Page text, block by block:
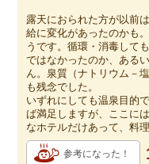
露天におられた方が以前
給に変化があったのかも
うです。循環・消毒して
ではなかったのか、ある
ん。泉質（ナトリウム－
も残念でした。
いずれにしても温泉目的
ば満足しますが、ここに
なホテルだけあって、料
参考になった！